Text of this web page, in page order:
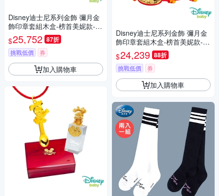
Disney迪士尼系列金飾 彌月金
飾印章套組木盒-榜首美妮款-美
妮造型印章 0.75錢
$25,752 87折
挑戰低價 券
加入購物車
Disney迪士尼系列金飾 彌月金
飾印章套組木盒-榜首美妮款-美
妮造型印章 0.65錢
$24,239 88折
挑戰低價 券
加入購物車